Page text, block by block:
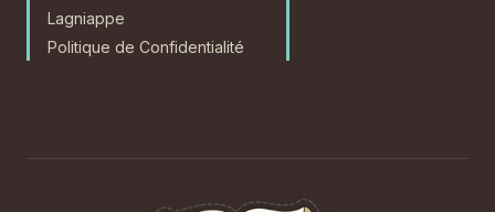
Lagniappe
Politique de Confidentialité